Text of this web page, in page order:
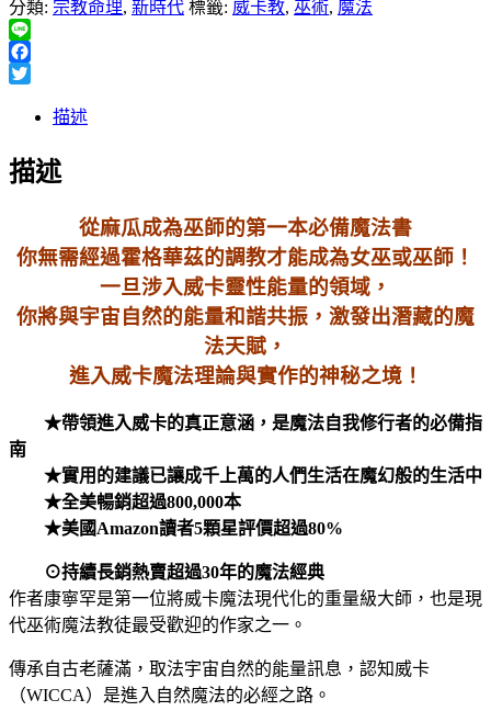
分類: 宗教命理, 新時代 標籤: 威卡教, 巫術, 魔法
Line
Facebook
描述
描述
從麻瓜成為巫師的第一本必備魔法書
你無需經過霍格華茲的調教才能成為女巫或巫師！
一旦涉入威卡靈性能量的領域，
你將與宇宙自然的能量和諧共振，激發出潛藏的魔
法天賦，
進入威卡魔法理論與實作的神秘之境！
★帶領進入威卡的真正意涵，是魔法自我修行者的必備指
南
★實用的建議已讓成千上萬的人們生活在魔幻般的生活中
★全美暢銷超過800,000本
★美國Amazon讀者5顆星評價超過80%
⊙持續長銷熱賣超過30年的魔法經典
作者康寧罕是第一位將威卡魔法現代化的重量級大師，也是現
代巫術魔法教徒最受歡迎的作家之一。
傳承自古老薩滿，取法宇宙自然的能量訊息，認知威卡
（WICCA）是進入自然魔法的必經之路。